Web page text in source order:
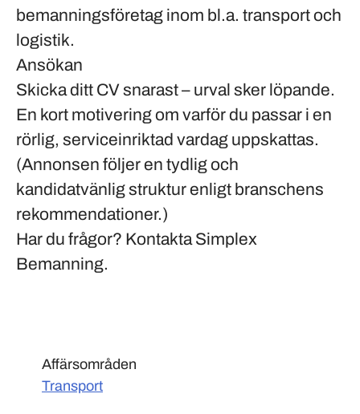
bemanningsföretag inom bl.a. transport och
logistik.
Ansökan
Skicka ditt CV snarast – urval sker löpande.
En kort motivering om varför du passar i en
rörlig, serviceinriktad vardag uppskattas.
(Annonsen följer en tydlig och
kandidatvänlig struktur enligt branschens
rekommendationer.)
Har du frågor? Kontakta Simplex
Bemanning.
Affärsområden
Transport